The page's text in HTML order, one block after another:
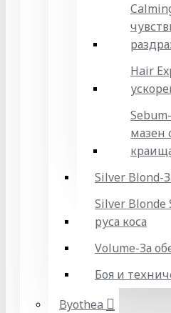
Hair
мазен
Silver Blond-
Silver Blonde
руса коса
Volume-За
Боя и
Byothea